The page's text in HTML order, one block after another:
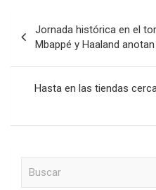
de
entradas
Jornada histórica en el
Mbappé y Haaland
Hasta en las tiendas